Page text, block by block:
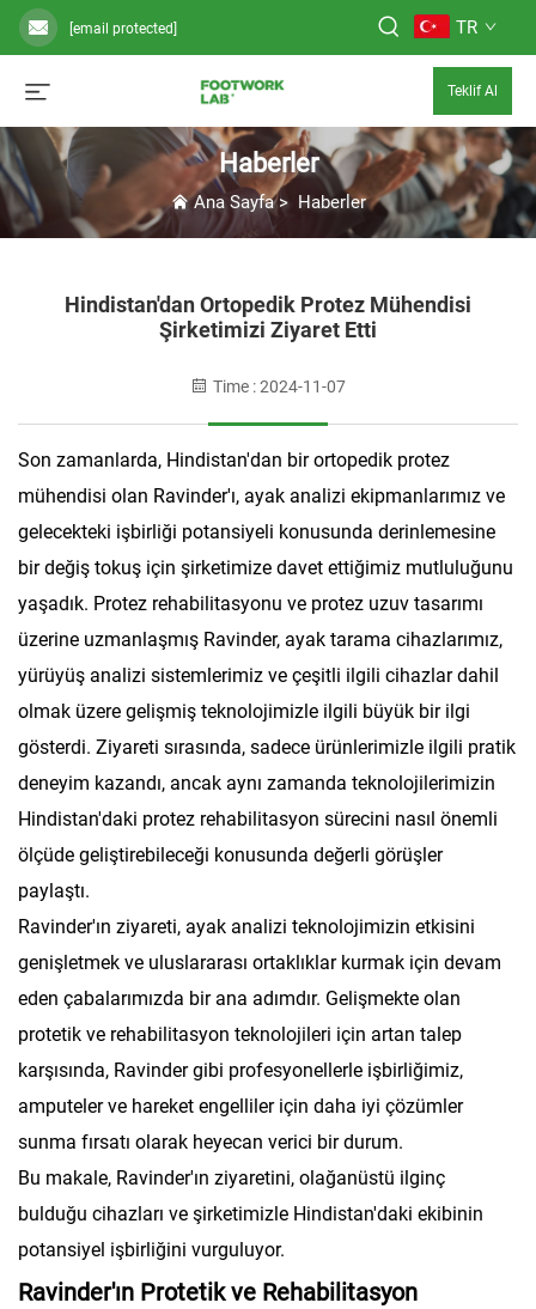
[email protected] TR
Teklif Al
Haberler
Ana Sayfa> Haberler
Hindistan'dan Ortopedik Protez Mühendisi
Şirketimizi Ziyaret Etti
Time : 2024-11-07
Son zamanlarda, Hindistan'dan bir ortopedik protez
mühendisi olan Ravinder'ı, ayak analizi ekipmanlarımız ve
gelecekteki işbirliği potansiyeli konusunda derinlemesine
bir değiş tokuş için şirketimize davet ettiğimiz mutluluğunu
yaşadık. Protez rehabilitasyonu ve protez uzuv tasarımı
üzerine uzmanlaşmış Ravinder, ayak tarama cihazlarımız,
yürüyüş analizi sistemlerimiz ve çeşitli ilgili cihazlar dahil
olmak üzere gelişmiş teknolojimizle ilgili büyük bir ilgi
gösterdi. Ziyareti sırasında, sadece ürünlerimizle ilgili pratik
deneyim kazandı, ancak aynı zamanda teknolojilerimizin
Hindistan'daki protez rehabilitasyon sürecini nasıl önemli
ölçüde geliştirebileceği konusunda değerli görüşler
paylaştı.
Ravinder'ın ziyareti, ayak analizi teknolojimizin etkisini
genişletmek ve uluslararası ortaklıklar kurmak için devam
eden çabalarımızda bir ana adımdır. Gelişmekte olan
protetik ve rehabilitasyon teknolojileri için artan talep
karşısında, Ravinder gibi profesyonellerle işbirliğimiz,
amputeler ve hareket engelliler için daha iyi çözümler
sunma fırsatı olarak heyecan verici bir durum.
Bu makale, Ravinder'ın ziyaretini, olağanüstü ilginç
bulduğu cihazları ve şirketimizle Hindistan'daki ekibinin
potansiyel işbirliğini vurguluyor.
Ravinder'ın Protetik ve Rehabilitasyon